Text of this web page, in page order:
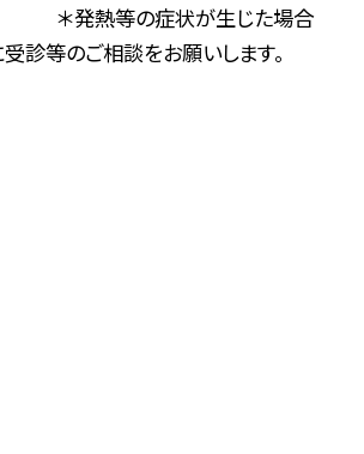
症状が生じた場合
受診等のご相談をお願いします。